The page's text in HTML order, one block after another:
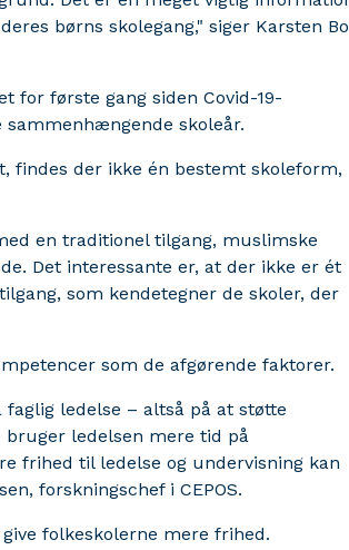
børns skolegang," siger Karsten Bo
for første gang siden Covid-19-
skoleår.
findes der ikke én bestemt skoleform,
en traditionel tilgang, muslimske
Det interessante er, at der ikke er ét
som kendetegner de skoler, der
som de afgørende faktorer.
ledelse – altså på at støtte
ledelsen mere tid på
frihed til ledelse og undervisning kan
forskningschef i CEPOS.
folkeskolerne mere frihed.